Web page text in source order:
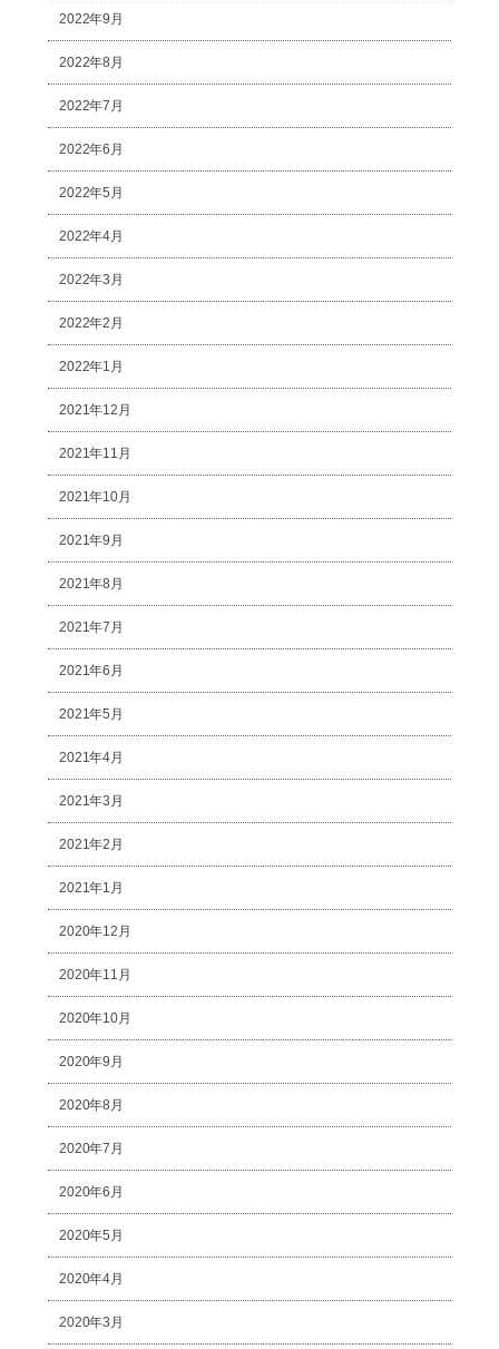
2022年9月
2022年8月
2022年7月
2022年6月
2022年5月
2022年4月
2022年3月
2022年2月
2022年1月
2021年12月
2021年11月
2021年10月
2021年9月
2021年8月
2021年7月
2021年6月
2021年5月
2021年4月
2021年3月
2021年2月
2021年1月
2020年12月
2020年11月
2020年10月
2020年9月
2020年8月
2020年7月
2020年6月
2020年5月
2020年4月
2020年3月